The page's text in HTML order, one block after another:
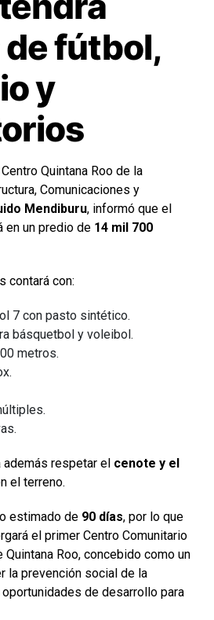
fútbol,
y
Quintana Roo de la
Comunicaciones y
Mendiburu, informó que el
en un predio de 14 mil 700
contará con:
7 con pasto sintético.
básquetbol y voleibol.
metros.
respetar el cenote y el
el terreno.
estimado de 90 días, por lo que
el primer Centro Comunitario
Quintana Roo, concebido como un
la prevención social de la
de desarrollo para